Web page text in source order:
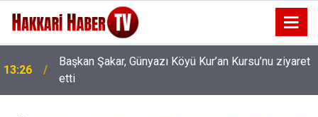
13:26
Başkan Şakar, Günyazı Köyü Kur’an Kursu’nu ziyaret
etti
81 İlde Okul Güvenliği İçin Dev İstihdam: Hakkâri de